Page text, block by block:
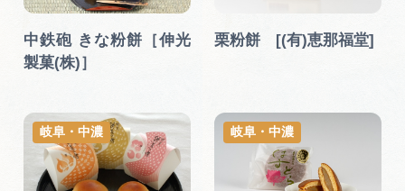
中鉄砲 きな粉餅［伸光
製菓(株)］
栗粉餅 [(有)恵那福堂]
岐阜・中濃 岐阜・中濃